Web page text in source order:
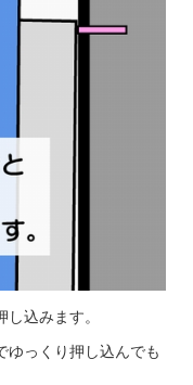
込みます。
っくり押し込んでも